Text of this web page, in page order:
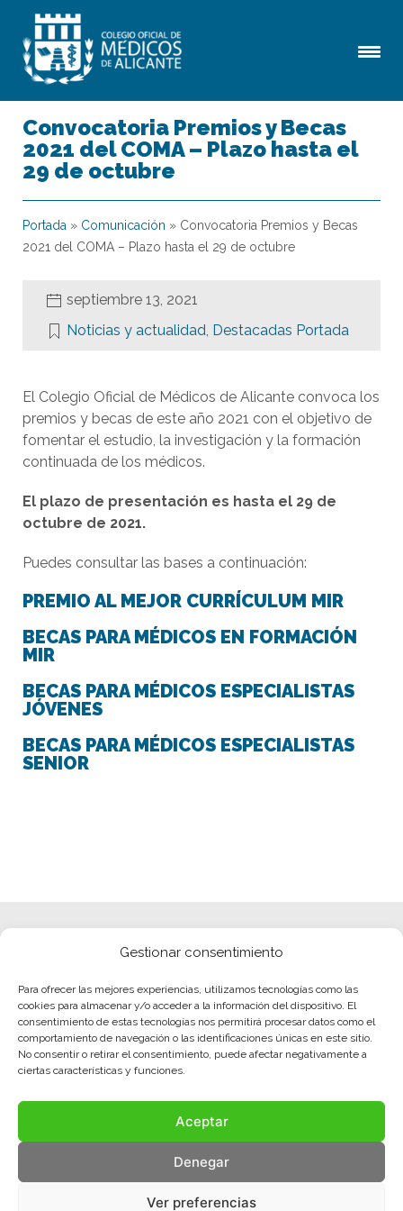
Gestionar consentimiento
Para ofrecer las mejores experiencias, utilizamos tecnologías como las
cookies para almacenar y/o acceder a la información del dispositivo. El
consentimiento de estas tecnologías nos permitirá procesar datos como el
comportamiento de navegación o las identificaciones únicas en este sitio.
No consentir o retirar el consentimiento, puede afectar negativamente a
ciertas características y funciones.
Aceptar
Denegar
Ver preferencias
Convocatoria Premios y Becas
2021 del COMA – Plazo hasta el
29 de octubre
Portada » Comunicación » Convocatoria Premios y Becas
2021 del COMA – Plazo hasta el 29 de octubre
septiembre 13, 2021
Noticias y actualidad, Destacadas Portada
El Colegio Oficial de Médicos de Alicante convoca los
premios y becas de este año 2021 con el objetivo de
fomentar el estudio, la investigación y la formación
continuada de los médicos.
El plazo de presentación es hasta el 29 de
octubre de 2021.
Puedes consultar las bases a continuación:
PREMIO AL MEJOR CURRÍCULUM MIR
BECAS PARA MÉDICOS EN FORMACIÓN
MIR
BECAS PARA MÉDICOS ESPECIALISTAS
JÓVENES
BECAS PARA MÉDICOS ESPECIALISTAS
SENIOR